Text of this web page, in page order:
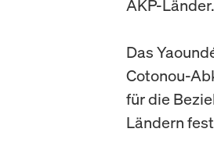
AKP-Länder.
Das
Cotonou-
für die
Ländern